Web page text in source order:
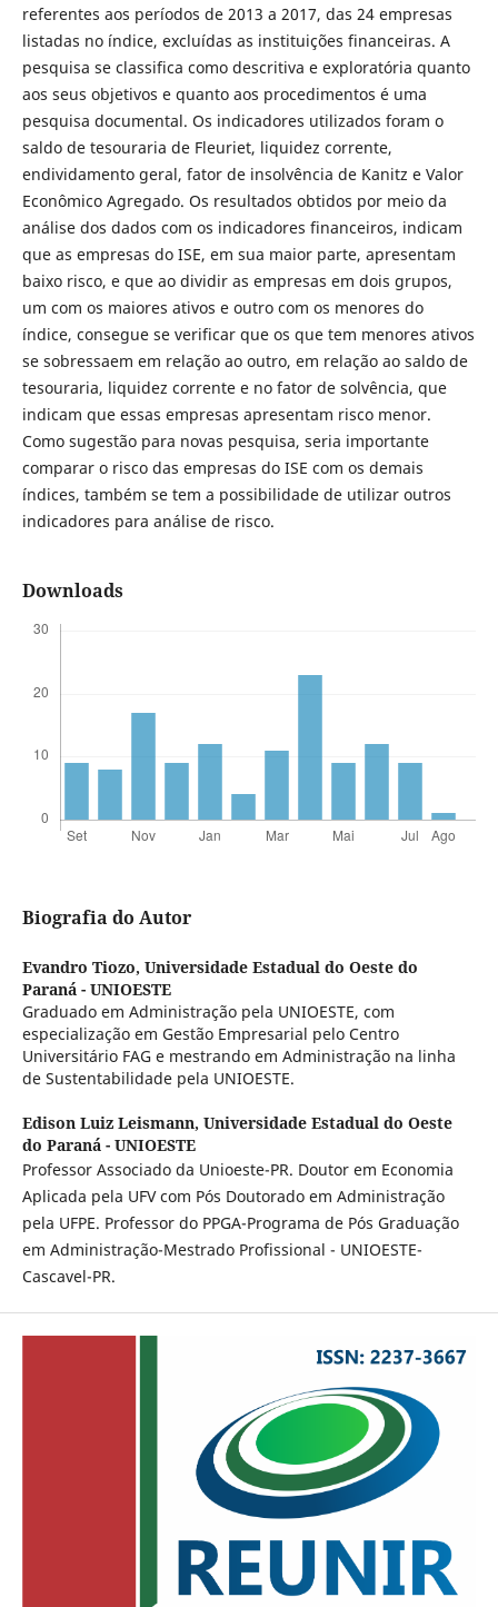
referentes aos períodos de 2013 a 2017, das 24 empresas
listadas no índice, excluídas as instituições financeiras. A
pesquisa se classifica como descritiva e exploratória quanto
aos seus objetivos e quanto aos procedimentos é uma
pesquisa documental. Os indicadores utilizados foram o
saldo de tesouraria de Fleuriet, liquidez corrente,
endividamento geral, fator de insolvência de Kanitz e Valor
Econômico Agregado. Os resultados obtidos por meio da
análise dos dados com os indicadores financeiros, indicam
que as empresas do ISE, em sua maior parte, apresentam
baixo risco, e que ao dividir as empresas em dois grupos,
um com os maiores ativos e outro com os menores do
índice, consegue se verificar que os que tem menores ativos
se sobressaem em relação ao outro, em relação ao saldo de
tesouraria, liquidez corrente e no fator de solvência, que
indicam que essas empresas apresentam risco menor.
Como sugestão para novas pesquisa, seria importante
comparar o risco das empresas do ISE com os demais
índices, também se tem a possibilidade de utilizar outros
indicadores para análise de risco.
Downloads
Biografia do Autor
Evandro Tiozo, Universidade Estadual do Oeste do
Paraná - UNIOESTE
Graduado em Administração pela UNIOESTE, com
especialização em Gestão Empresarial pelo Centro
Universitário FAG e mestrando em Administração na linha
de Sustentabilidade pela UNIOESTE.
Edison Luiz Leismann, Universidade Estadual do Oeste
do Paraná - UNIOESTE
Professor Associado da Unioeste-PR. Doutor em Economia
Aplicada pela UFV com Pós Doutorado em Administração
pela UFPE. Professor do PPGA-Programa de Pós Graduação
em Administração-Mestrado Profissional - UNIOESTE-
Cascavel-PR.